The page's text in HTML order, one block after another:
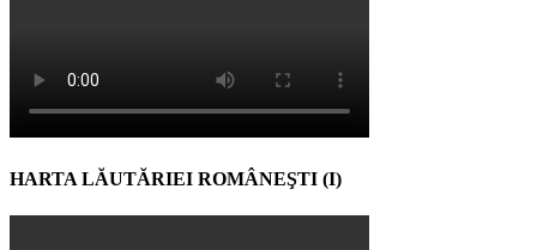
HARTA LĂUTĂRIEI ROMÂNEŞTI (I)